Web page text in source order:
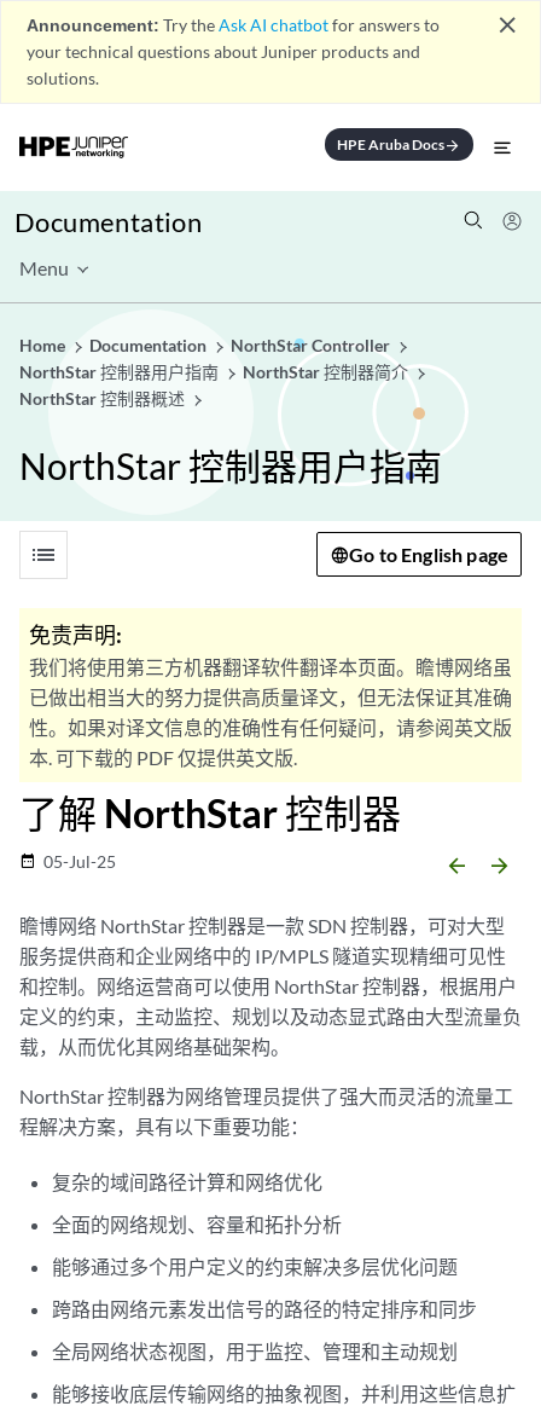
Announcement: Try theAsk AI chatbotfor answers to
your technical questions about Juniper products and
solutions.
close
HPE Aruba Docsarrow_forward
Documentation
Menu
Home Documentation
NorthStar Controller
NorthStar 控制器用户指南
NorthStar 控制器简介
NorthStar 控制器概述
NorthStar 控制器用户指南
list Go to English page
免责声明:
我们将使用第三方机器翻译软件翻译本页面。瞻博网络虽
已做出相当大的努力提供高质量译文，但无法保证其准确
性。如果对译文信息的准确性有任何疑问，请参阅英文版
本. 可下载的 PDF 仅提供英文版.
了解 NorthStar 控制器
date_range 05-Jul-25 arrow_backward arrow_forward
瞻博网络 NorthStar 控制器是一款 SDN 控制器，可对大型
服务提供商和企业网络中的 IP/MPLS 隧道实现精细可见性
和控制。网络运营商可以使用 NorthStar 控制器，根据用户
定义的约束，主动监控、规划以及动态显式路由大型流量负
载，从而优化其网络基础架构。
NorthStar 控制器为网络管理员提供了强大而灵活的流量工
程解决方案，具有以下重要功能：
复杂的域间路径计算和网络优化
全面的网络规划、容量和拓扑分析
能够通过多个用户定义的约束解决多层优化问题
跨路由网络元素发出信号的路径的特定排序和同步
全局网络状态视图，用于监控、管理和主动规划
能够接收底层传输网络的抽象视图，并利用这些信息扩